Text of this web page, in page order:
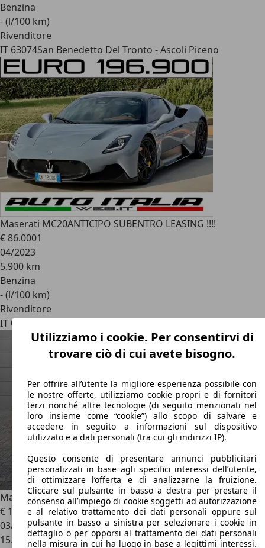
Benzina
- (l/100 km)
Rivenditore
IT 63074San Benedetto Del Tronto - Ascoli Piceno
Maserati MC20ANTICIPO SUBENTRO LEASING !!!!
€ 86.0001
04/2023
5.900 km
Benzina
- (l/100 km)
Rivenditore
IT 00053
Maserati MC203.0 V6 630cv rwd auto
€ 184.900
03/2022
15.000 km
Utilizziamo i cookie. Per consentirvi di
trovare ciò di cui avete bisogno.
Per offrire all’utente la migliore esperienza possibile con
le nostre offerte, utilizziamo cookie propri e di fornitori
terzi nonché altre tecnologie (di seguito menzionati nel
loro insieme come “cookie”) allo scopo di salvare e
accedere in seguito a informazioni sul dispositivo
utilizzato e a dati personali (tra cui gli indirizzi IP).
Questo consente di presentare annunci pubblicitari
personalizzati in base agli specifici interessi dell’utente,
di ottimizzare l’offerta e di analizzarne la fruizione.
Cliccare sul pulsante in basso a destra per prestare il
consenso all’impiego di cookie soggetti ad autorizzazione
e al relativo trattamento dei dati personali oppure sul
pulsante in basso a sinistra per selezionare i cookie in
dettaglio o per opporsi al trattamento dei dati personali
nella misura in cui ha luogo in base a legittimi interessi.